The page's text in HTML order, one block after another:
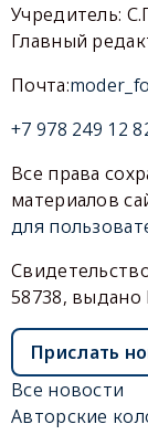
Учредитель:
Главный
Почта:
+7 978 249 12
Все права
материалов
для
58738, выдано
Прислать
Все новости
Авторские